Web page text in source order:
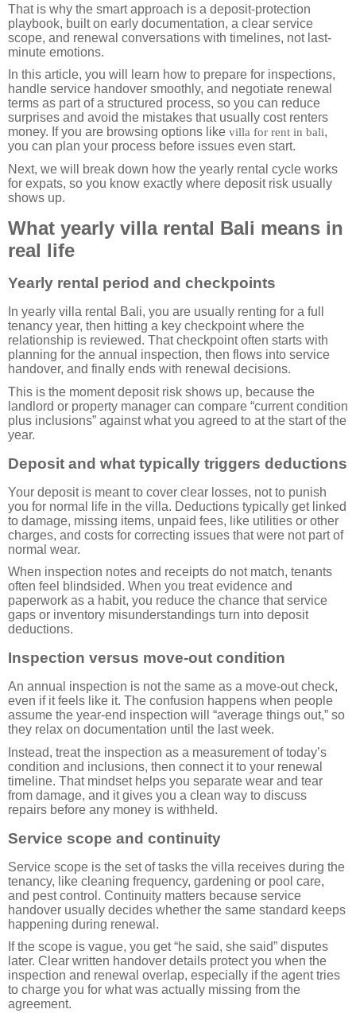
That is why the smart approach is a deposit-protection
playbook, built on early documentation, a clear service
scope, and renewal conversations with timelines, not last-
minute emotions.
In this article, you will learn how to prepare for inspections,
handle service handover smoothly, and negotiate renewal
terms as part of a structured process, so you can reduce
surprises and avoid the mistakes that usually cost renters
money. If you are browsing options like villa for rent in bali,
you can plan your process before issues even start.
Next, we will break down how the yearly rental cycle works
for expats, so you know exactly where deposit risk usually
shows up.
What yearly villa rental Bali means in
real life
Yearly rental period and checkpoints
In yearly villa rental Bali, you are usually renting for a full
tenancy year, then hitting a key checkpoint where the
relationship is reviewed. That checkpoint often starts with
planning for the annual inspection, then flows into service
handover, and finally ends with renewal decisions.
This is the moment deposit risk shows up, because the
landlord or property manager can compare “current condition
plus inclusions” against what you agreed to at the start of the
year.
Deposit and what typically triggers deductions
Your deposit is meant to cover clear losses, not to punish
you for normal life in the villa. Deductions typically get linked
to damage, missing items, unpaid fees, like utilities or other
charges, and costs for correcting issues that were not part of
normal wear.
When inspection notes and receipts do not match, tenants
often feel blindsided. When you treat evidence and
paperwork as a habit, you reduce the chance that service
gaps or inventory misunderstandings turn into deposit
deductions.
Inspection versus move-out condition
An annual inspection is not the same as a move-out check,
even if it feels like it. The confusion happens when people
assume the year-end inspection will “average things out,” so
they relax on documentation until the last week.
Instead, treat the inspection as a measurement of today’s
condition and inclusions, then connect it to your renewal
timeline. That mindset helps you separate wear and tear
from damage, and it gives you a clean way to discuss
repairs before any money is withheld.
Service scope and continuity
Service scope is the set of tasks the villa receives during the
tenancy, like cleaning frequency, gardening or pool care,
and pest control. Continuity matters because service
handover usually decides whether the same standard keeps
happening during renewal.
If the scope is vague, you get “he said, she said” disputes
later. Clear written handover details protect you when the
inspection and renewal overlap, especially if the agent tries
to charge you for what was actually missing from the
agreement.